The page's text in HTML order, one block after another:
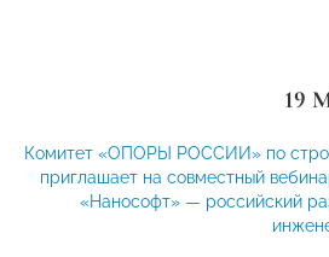
19
Комитет «ОПОРЫ РОССИИ» по
приглашает на совместный
«Нанософт» — российский